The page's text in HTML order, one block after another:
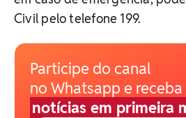
Civil pelo telefone 199.
Participe do canal
no Whatsapp e receba
notícias em primeira